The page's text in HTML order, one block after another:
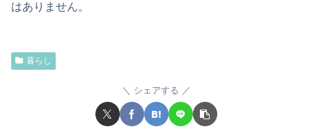
はありません。
暮らし
シェアする